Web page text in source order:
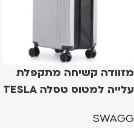
מזוודה קשיחה מתקפלת
עלייה למטוס טסלה TESLA
SWAGG